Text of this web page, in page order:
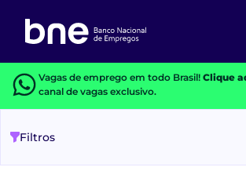
Vagas de emprego em todo Brasil! Clique
canal de vagas exclusivo.
Filtros